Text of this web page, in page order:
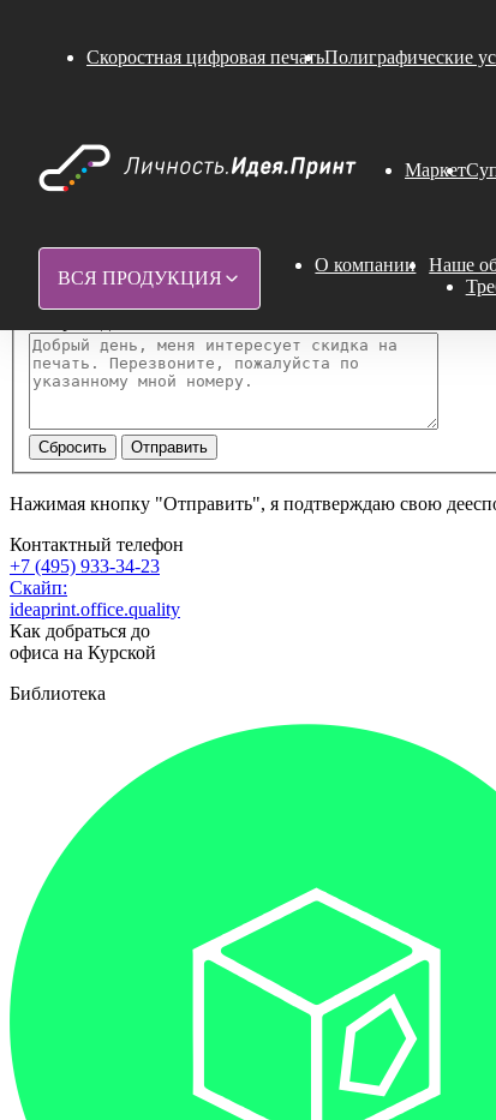
Название компании
Ваш телефон
Ваш email*
Нажимая кнопку "Отправить", я подтверждаю свою
Контактный телефон
+7 (495) 933-34-23
Скайп:
ideaprint.office.quality
Как добраться до
офиса на Курской
Скоростная цифровая печатьПолиграфические
Маркет
ВСЯ ПРОДУКЦИЯ
О компании Наше
Библиотека